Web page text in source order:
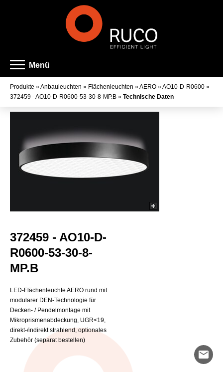
Menü
Produkte »Anbauleuchten » Flächenleuchten »AERO »AO10-D-R0600 »
372459 - AO10-D-R0600-53-30-8-MP.B » Technische Daten
372459 - AO10-D-
R0600-53-30-8-
MP.B
LED-Flächenleuchte AERO rund mit
modularer DEN-Technologie für
Decken- / Pendelmontage mit
Mikroprismenabdeckung, UGR<19,
direkt-/indirekt strahlend, optionales
Zubehör (separat bestellen)
mail